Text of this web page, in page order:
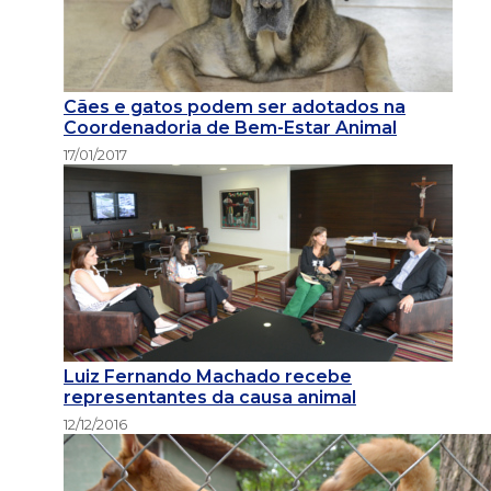
Cães e gatos podem ser adotados na
Coordenadoria de Bem-Estar Animal
17/01/2017
Luiz Fernando Machado recebe
representantes da causa animal
12/12/2016